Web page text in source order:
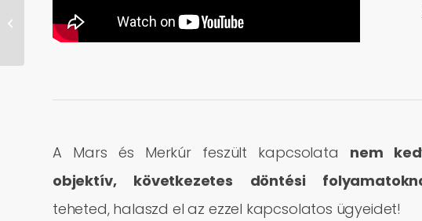
A Mars és Merkúr feszült kapcsolata nem
objektív, következetes döntési
teheted, halaszd el az ezzel kapcsolatos ügyeidet!
horoszkópokról –
videó